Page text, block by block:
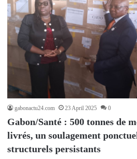
gabonactu24.com 23 April 2025 0
Gabon/Santé : 500 tonnes de
livrés, un soulagement
structurels persistants